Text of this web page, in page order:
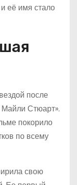
её имя стало
после
Стюарт».
покорило
по всему
свою